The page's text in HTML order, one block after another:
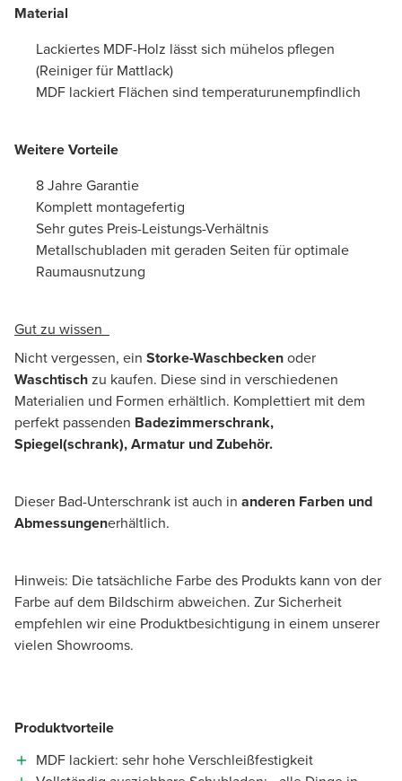
Material
Lackiertes MDF-Holz lässt sich mühelos pflegen
(Reiniger für Mattlack)
MDF lackiert Flächen sind temperaturunempfindlich
Weitere Vorteile
8 Jahre Garantie
Komplett montagefertig
Sehr gutes Preis-Leistungs-Verhältnis
Metallschubladen mit geraden Seiten für optimale
Raumausnutzung
Gut zu wissen
Nicht vergessen, ein Storke-Waschbeckenoder
Waschtischzu kaufen. Diese sind in verschiedenen
Materialien und Formen erhältlich. Komplettiert mit dem
perfekt passenden Badezimmerschrank,
Spiegel(schrank), Armatur und Zubehör.
Dieser Bad-Unterschrank ist auch in anderen Farben und
Abmessungenerhältlich.
Hinweis: Die tatsächliche Farbe des Produkts kann von der
Farbe auf dem Bildschirm abweichen. Zur Sicherheit
empfehlen wir eine Produktbesichtigung in einem unserer
vielen Showrooms.
Produktvorteile
MDF lackiert: sehr hohe Verschleißfestigkeit